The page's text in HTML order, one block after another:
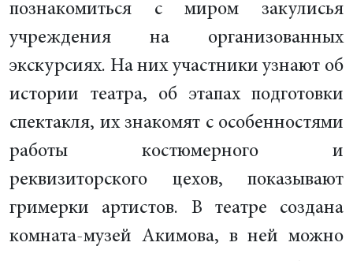
познакомиться с миром закулисья
учреждения на организованных
экскурсиях. На них участники узнают об
истории театра, об этапах подготовки
спектакля, их знакомят с особенностями
работы костюмерного и
реквизиторского цехов, показывают
гримерки артистов. В театре создана
комната-музей Акимова, в ней можно